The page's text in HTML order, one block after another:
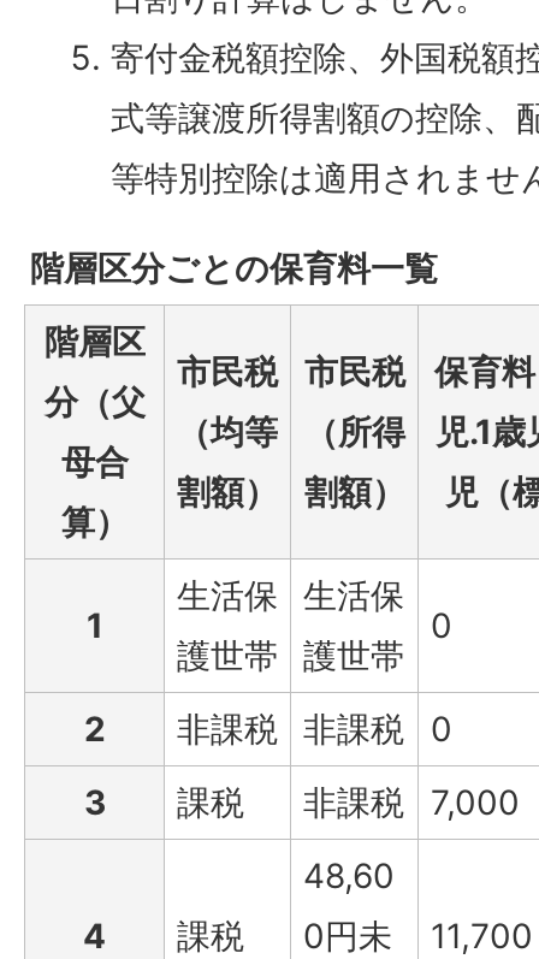
寄付金税額控除、外国税額
式等譲渡所得割額の控除、
等特別控除は適用されませ
階層区分ごとの保育料一覧
階層区
分（父
母合
算）
市民税
（均等
割額）
市民税
（所得
割額）
保育
児.1
児（
1
生活保
護世帯
生活保
護世帯
0
2 非課税 非課税
0
3
課税 非課税 7,000
4 課税
48,60
0円未
11,700